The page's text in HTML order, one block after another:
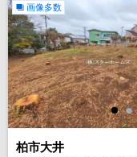
画像多数
柏市大井